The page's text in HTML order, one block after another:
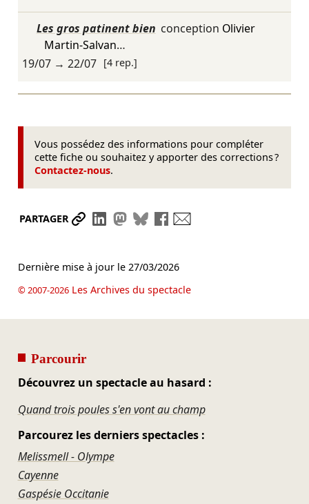
Les gros patinent bien conception Olivier
Martin-Salvan…
19/07→ 22/07 [4 rep.]
Vous possédez des informations pour compléter
cette fiche ou souhaitez y apporter des corrections ?
Contactez-nous.
PARTAGER Partager le lien
Partager sur LinkedIn
Partager sur Mastodon
Partager sur Bluesky
Partager sur Facebook
Dernière mise à jour le 27/03/2026
© 2007-2026Les Archives du spectacle
Parcourir
Découvrez un spectacle au hasard :
Quand trois poules s'en vont au champ
Parcourez les derniers spectacles :
Melissmell - Olympe
Cayenne
Gaspésie Occitanie